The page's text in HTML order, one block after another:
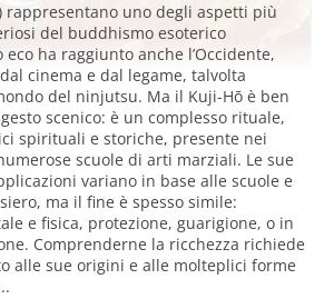
rappresentano uno degli aspetti più
del buddhismo esoterico
ha raggiunto anche l’Occidente,
cinema e dal legame, talvolta
del ninjutsu. Ma il Kuji-Hō è ben
scenico: è un complesso rituale,
spirituali e storiche, presente nei
scuole di arti marziali. Le sue
variano in base alle scuole e
ma il fine è spesso simile:
e fisica, protezione, guarigione, o in
Comprenderne la ricchezza richiede
alle sue origini e alle molteplici forme